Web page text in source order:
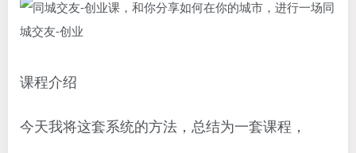
课程介绍
今天我将这套系统的方法，总结为一套课程，